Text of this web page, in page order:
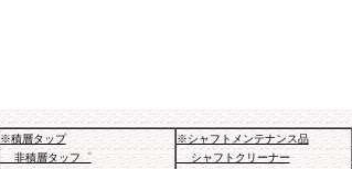
※積層タップ
非積層タッフ゜
※シャフトメンテナンス品
シャフトクリーナー